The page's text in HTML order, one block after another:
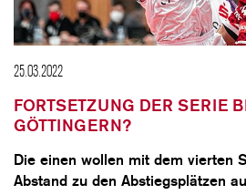
25.03.2022
FORTSETZUNG DER SERIE
GÖTTINGERN?
Die einen wollen mit dem vierten
Abstand zu den Abstiegsplätzen